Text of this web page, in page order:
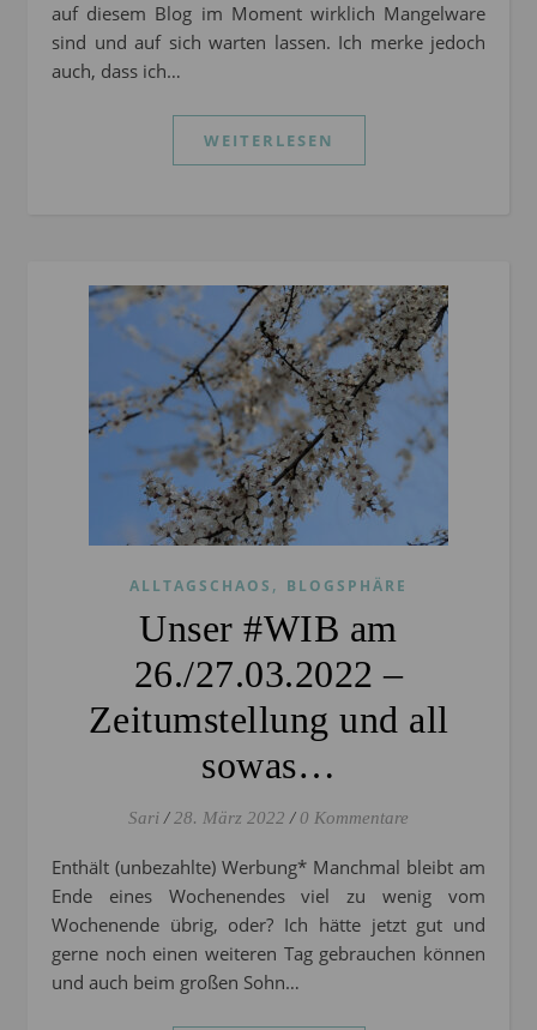
auf diesem Blog im Moment wirklich Mangelware
sind und auf sich warten lassen. Ich merke jedoch
auch, dass ich…
WEITERLESEN
ALLTAGSCHAOS , BLOGSPHÄRE
Unser #WIB am
26./27.03.2022 –
Zeitumstellung und all
sowas…
Sari / 28. März 2022 / 0 Kommentare
Enthält (unbezahlte) Werbung* Manchmal bleibt am
Ende eines Wochenendes viel zu wenig vom
Wochenende übrig, oder? Ich hätte jetzt gut und
gerne noch einen weiteren Tag gebrauchen können
und auch beim großen Sohn…